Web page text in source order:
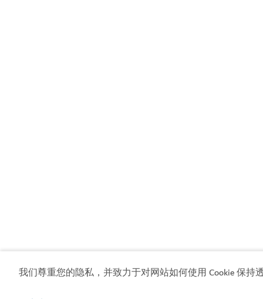
我们尊重您的隐私，并致力于对网站如何使用 Cookie 保持